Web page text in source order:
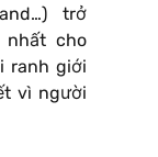
trở
nhất cho
ranh giới
vì người